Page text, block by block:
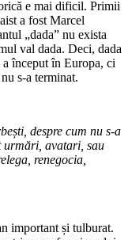
e mai dificil. Primii
a fost Marcel
„dada” nu exista
val dada. Deci, dada
început în Europa, ci
s-a terminat.
despre cum nu s-a
urmări, avatari, sau
renegocia,
important și tulburat.